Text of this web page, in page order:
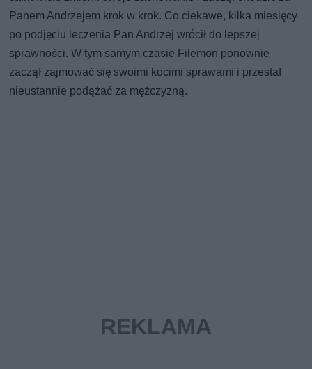
Panem Andrzejem krok w krok. Co ciekawe, kilka miesięcy
po podjęciu leczenia Pan Andrzej wrócił do lepszej
sprawności. W tym samym czasie Filemon ponownie
zaczął zajmować się swoimi kocimi sprawami i przestał
nieustannie podążać za mężczyzną.